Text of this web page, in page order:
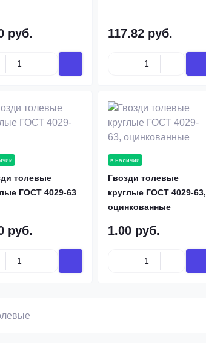
руб. 117.82 руб.
толевые
ГОСТ 4029-63
руб.
в наличии
Гвозди толевые
круглые ГОСТ 4029-63,
оцинкованные
1.00 руб.